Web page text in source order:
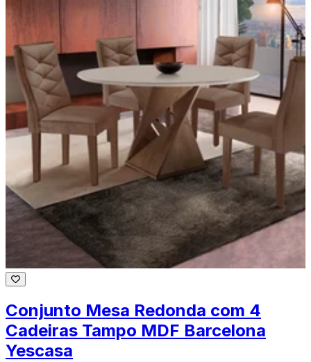
Conjunto Mesa Redonda com 4
Cadeiras Tampo MDF Barcelona
Yescasa